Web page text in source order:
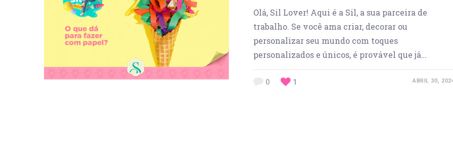
Olá, Sil Lover! Aqui é a Sil, a sua parceira de
trabalho. Se você ama criar, decorar ou
personalizar seu mundo com toques
personalizados e únicos, é provável que já…
0 1 ABRIL 30,